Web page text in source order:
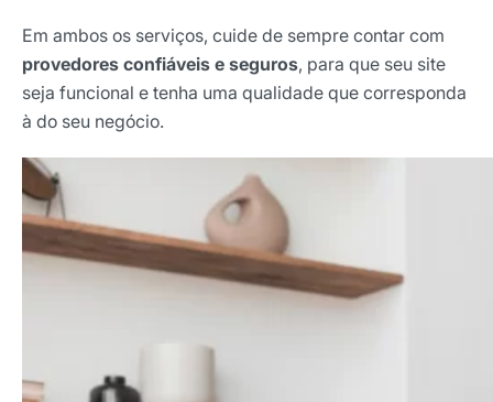
Em ambos os serviços, cuide de sempre contar com
provedores confiáveis e seguros, para que seu site
seja funcional e tenha uma qualidade que corresponda
à do seu negócio.